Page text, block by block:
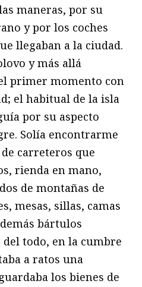
maneras, por su
y por los coches
llegaban a la ciudad.
y más allá
primer momento con
el habitual de la isla
por su aspecto
Solía encontrarme
carreteros que
rienda en mano,
de montañas de
mesas, sillas, camas
bártulos
todo, en la cumbre
a ratos una
los bienes de